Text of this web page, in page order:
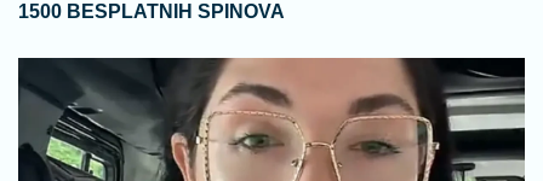
1500 BESPLATNIH SPINOVA